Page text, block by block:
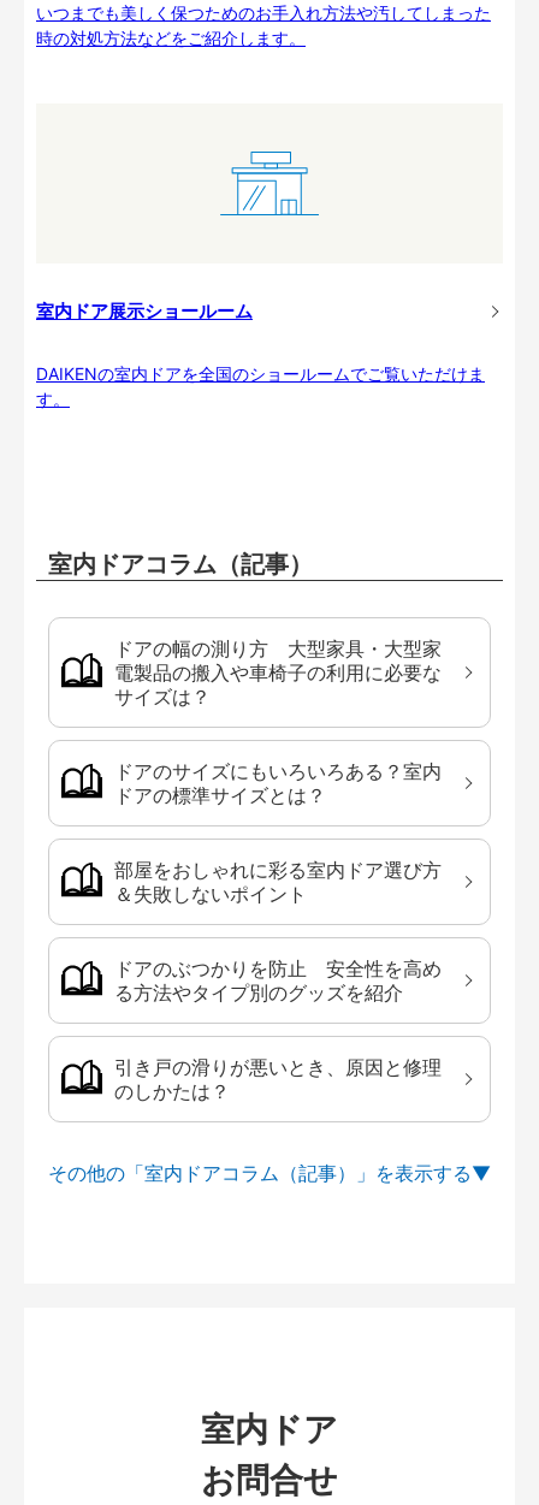
いつまでも美しく保つためのお手入れ方法や汚してしまった
時の対処方法などをご紹介します。
室内ドア展示ショールーム
DAIKENの室内ドアを全国のショールームでご覧いただけま
す。
室内ドアコラム（記事）
ドアの幅の測り方 大型家具・大型家
電製品の搬入や車椅子の利用に必要な
サイズは？
ドアのサイズにもいろいろある？室内
ドアの標準サイズとは？
部屋をおしゃれに彩る室内ドア選び方
＆失敗しないポイント
ドアのぶつかりを防止 安全性を高め
る方法やタイプ別のグッズを紹介
引き戸の滑りが悪いとき、原因と修理
のしかたは？
その他の「室内ドアコラム（記事）」を
室内ドア
お問合せ